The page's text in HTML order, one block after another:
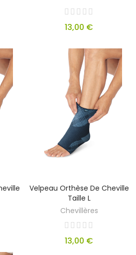
13,00 €
Velpeau Orthèse De Cheville
Taille L
Chevillères
13,00 €